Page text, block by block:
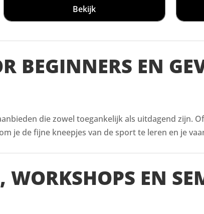
Bekijk
BEGINNERS EN
die zowel toegankelijk als uitdagend zijn.
je de fijne kneepjes van de sport te leren en je
WORKSHOPS EN